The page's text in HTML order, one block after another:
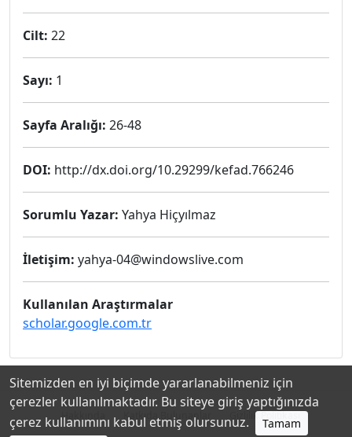
Cilt: 22
Sayı: 1
Sayfa Aralığı: 26-48
DOI: http://dx.doi.org/10.29299/kefad.766246
Sorumlu Yazar: Yahya Hiçyılmaz
İletişim: yahya-04@windowslive.com
Kullanılan Araştırmalar
scholar.google.com.tr
Hakkında Katkıda Bulunanlar Gizlilik Politikası
Sitemizden en iyi biçimde yararlanabilmeniz için
çerezler kullanılmaktadır. Bu siteye giriş yaptığınızda
çerez kullanımını kabul etmiş olursunuz.
Tamam